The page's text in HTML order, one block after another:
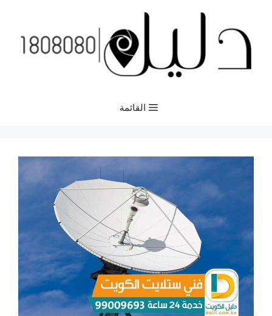
المحتوى
القائمة